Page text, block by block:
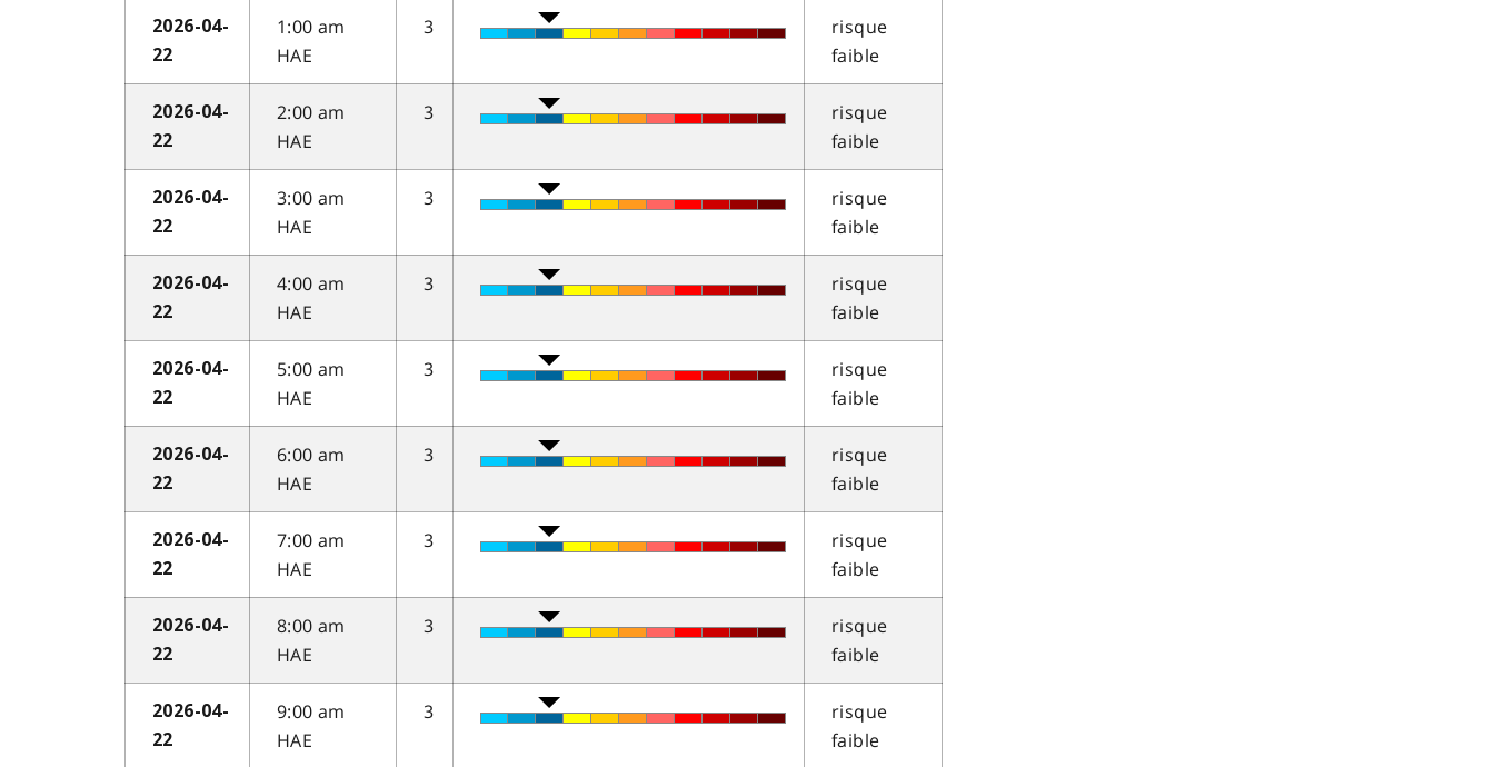
2026-04-
22
1:00 am
HAE
3
risque
faible
2026-04-
22
2:00 am
HAE
3
risque
faible
2026-04-
22
3:00 am
HAE
3
risque
faible
2026-04-
22
4:00 am
HAE
3
risque
faible
2026-04-
22
5:00 am
HAE
3
risque
faible
2026-04-
22
6:00 am
HAE
3
risque
faible
2026-04-
22
7:00 am
HAE
3
risque
faible
2026-04-
22
8:00 am
HAE
3
risque
faible
2026-04-
22
9:00 am
HAE
3
risque
faible